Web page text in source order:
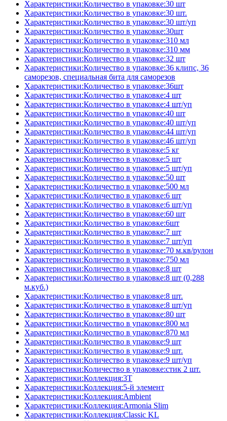
Характеристики:Количество в упаковке:30 шт
Характеристики:Количество в упаковке:30 шт.
Характеристики:Количество в упаковке:30 шт/уп
Характеристики:Количество в упаковке:30шт
Характеристики:Количество в упаковке:310 мл
Характеристики:Количество в упаковке:310 мм
Характеристики:Количество в упаковке:32 шт
Характеристики:Количество в упаковке:36 клипс, 36
саморезов, специальная бита для саморезов
Характеристики:Количество в упаковке:36шт
Характеристики:Количество в упаковке:4 шт
Характеристики:Количество в упаковке:4 шт/уп
Характеристики:Количество в упаковке:40 шт
Характеристики:Количество в упаковке:40 шт/уп
Характеристики:Количество в упаковке:44 шт/уп
Характеристики:Количество в упаковке:46 шт/уп
Характеристики:Количество в упаковке:5 кг
Характеристики:Количество в упаковке:5 шт
Характеристики:Количество в упаковке:5 шт/уп
Характеристики:Количество в упаковке:50 шт
Характеристики:Количество в упаковке:500 мл
Характеристики:Количество в упаковке:6 шт
Характеристики:Количество в упаковке:6 шт/уп
Характеристики:Количество в упаковке:60 шт
Характеристики:Количество в упаковке:6шт
Характеристики:Количество в упаковке:7 шт
Характеристики:Количество в упаковке:7 шт/уп
Характеристики:Количество в упаковке:70 м.кв/рулон
Характеристики:Количество в упаковке:750 мл
Характеристики:Количество в упаковке:8 шт
Характеристики:Количество в упаковке:8 шт (0,288
м.куб.)
Характеристики:Количество в упаковке:8 шт.
Характеристики:Количество в упаковке:8 шт/уп
Характеристики:Количество в упаковке:80 шт
Характеристики:Количество в упаковке:800 мл
Характеристики:Количество в упаковке:870 мл
Характеристики:Количество в упаковке:9 шт
Характеристики:Количество в упаковке:9 шт.
Характеристики:Количество в упаковке:9 шт/уп
Характеристики:Количество в упаковке:стик 2 шт.
Характеристики:Коллекция:3T
Характеристики:Коллекция:5-й элемент
Характеристики:Коллекция:Ambient
Характеристики:Коллекция:Armonia Slim
Характеристики:Коллекция:Classic KL